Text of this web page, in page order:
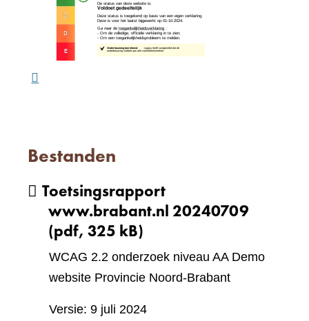
Bestanden
Toetsingsrapport
www.brabant.nl 20240709
(pdf, 325 kB)
WCAG 2.2 onderzoek niveau AA Demo
website Provincie Noord-Brabant
Versie: 9 juli 2024